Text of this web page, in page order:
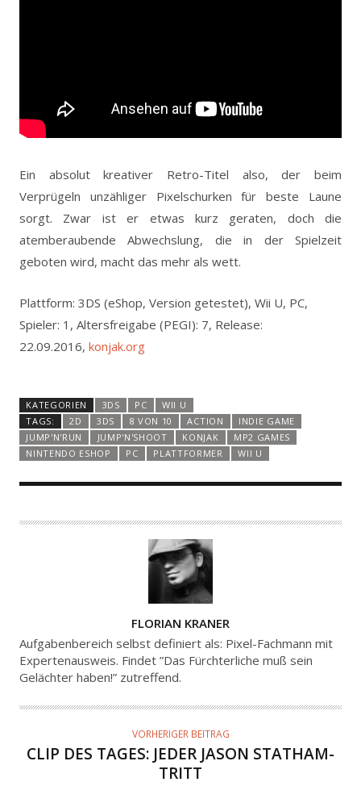
Ein absolut kreativer Retro-Titel also, der beim
Verprügeln unzähliger Pixelschurken für beste Laune
sorgt. Zwar ist er etwas kurz geraten, doch die
atemberaubende Abwechslung, die in der Spielzeit
geboten wird, macht das mehr als wett.
Plattform: 3DS (eShop, Version getestet), Wii U, PC,
Spieler: 1, Altersfreigabe (PEGI): 7, Release:
22.09.2016, konjak.org
KATEGORIEN 3DS PC
WII U
TAGS:
2D 3DS 8 VON 10 ACTION
INDIE GAME
JUMP'N'RUN
JUMP'N'SHOOT KONJAK
MP2 GAMES
NINTENDO ESHOP
PC PLATTFORMER WII U
U
T
O
R
FLORIAN KRANER
Aufgabenbereich selbst definiert als: Pixel-Fachmann mit
Expertenausweis. Findet ”Das Fürchterliche muß sein
Gelächter haben!” zutreffend.
VORHERIGER BEITRAG
CLIP DES TAGES: JEDER JASON STATHAM-
TRITT